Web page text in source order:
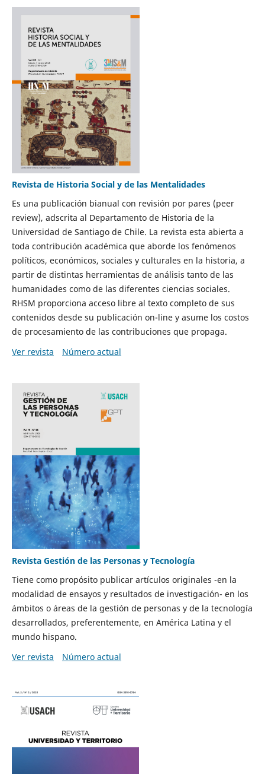
Revista de Historia Social y de las Mentalidades
Es una publicación bianual con revisión por pares (peer
review), adscrita al Departamento de Historia de la
Universidad de Santiago de Chile. La revista esta abierta a
toda contribución académica que aborde los fenómenos
políticos, económicos, sociales y culturales en la historia, a
partir de distintas herramientas de análisis tanto de las
humanidades como de las diferentes ciencias sociales.
RHSM proporciona acceso libre al texto completo de sus
contenidos desde su publicación on-line y asume los costos
de procesamiento de las contribuciones que propaga.
Ver revista
Número actual
Revista Gestión de las Personas y Tecnología
Tiene como propósito publicar artículos originales -en la
modalidad de ensayos y resultados de investigación- en los
ámbitos o áreas de la gestión de personas y de la tecnología
desarrollados, preferentemente, en América Latina y el
mundo hispano.
Ver revista
Número actual